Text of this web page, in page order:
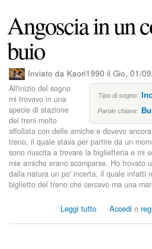
e
o
i
z
o
a
i
m
i
e
i
p
a
n
Angoscia in un
buio
Inviato da Kaori1990 il Gio, 01/
Tipo di sogno:
Parole chiave:
All'inizio del sogno
mi trovavo in una
specie di stazione
dei treni molto
affollata con delle amiche e dovevo
treno, il quale stava per partire da un
sono riuscita a trovare la biglietteria e mi
mie amiche erano scomparse. Ho trovato
dalla natura un po' incerta, il quale infatti
biglietto del treno che cercavo ma una
Leggi tutto Accedi o